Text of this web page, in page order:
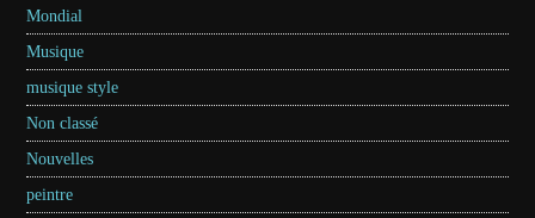
Mondial
Musique
musique style
Non classé
Nouvelles
peintre